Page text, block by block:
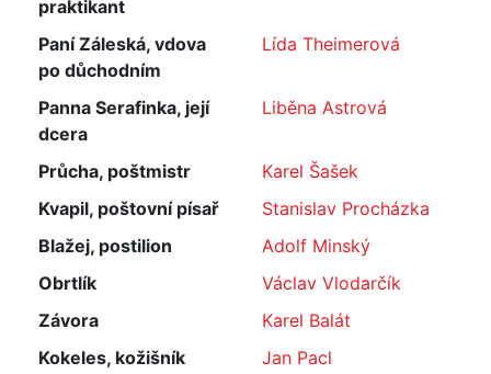
praktikant
Paní Záleská, vdova
po důchodním
Lída Theimerová
Panna Serafinka, její
dcera
Liběna Astrová
Průcha, poštmistr
Karel Šašek
Kvapil, poštovní písař
Stanislav Procházka
Blažej, postilion
Adolf Minský
Obrtlík
Václav Vlodarčík
Závora
Karel Balát
Kokeles, kožišník
Jan Pacl